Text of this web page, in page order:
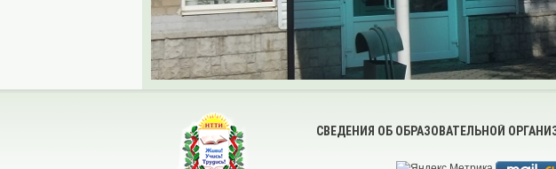
СВЕДЕНИЯ ОБ ОБРАЗОВАТЕЛЬНОЙ